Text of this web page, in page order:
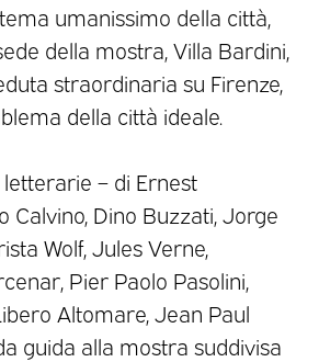
umanissimo della città,
della mostra, Villa Bardini,
straordinaria su Firenze,
della città ideale.
– di Ernest
Calvino, Dino Buzzati, Jorge
Wolf, Jules Verne,
Pier Paolo Pasolini,
Altomare, Jean Paul
guida alla mostra suddivisa